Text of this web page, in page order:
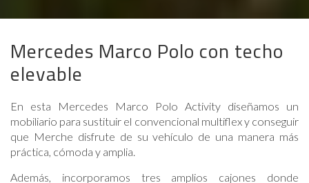
Mercedes Marco Polo con techo
elevable
En esta Mercedes Marco Polo Activity diseñamos un
mobiliario para sustituir el convencional multiflex y conseguir
que Merche disfrute de su vehículo de una manera más
práctica, cómoda y amplia.
Además, incorporamos tres amplios cajones donde